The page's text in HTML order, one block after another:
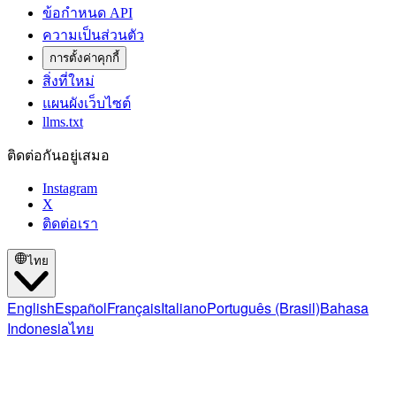
ข้อกำหนด API
ความเป็นส่วนตัว
การตั้งค่าคุกกี้
สิ่งที่ใหม่
แผนผังเว็บไซต์
llms.txt
ติดต่อกันอยู่เสมอ
Instagram
X
ติดต่อเรา
ไทย
EnglishEspañolFrançaisItalianoPortuguês (Brasil)Bahasa
Indonesiaไทย